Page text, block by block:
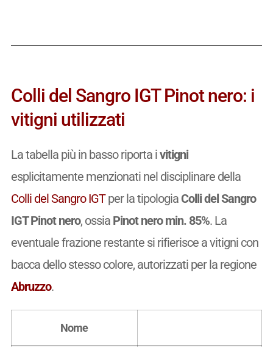
Colli del Sangro IGT Pinot nero: i
vitigni utilizzati
La tabella più in basso riporta ivitigni
esplicitamente menzionati nel disciplinare della
Colli del Sangro IGTper la tipologia Colli del Sangro
IGT Pinot nero, ossia Pinot nero min. 85%. La
eventuale frazione restante si rifierisce a vitigni con
bacca dello stesso colore, autorizzati per la regione
Abruzzo.
Nome